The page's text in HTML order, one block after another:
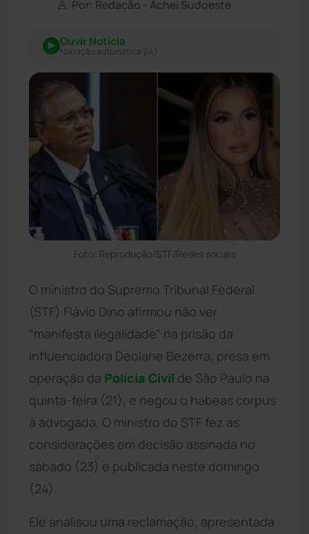
Por: Redação - Achei Sudoeste
Ouvir Notícia
Narração automática (IA)
Foto: Reprodução/STF/Redes sociais
O ministro do Supremo Tribunal Federal
(STF) Flávio Dino afirmou não ver
“manifesta ilegalidade” na prisão da
influenciadora Deolane Bezerra, presa em
operação da Polícia Civil de São Paulo na
quinta-feira (21), e negou o habeas corpus
à advogada. O ministro do STF fez as
considerações em decisão assinada no
sábado (23) e publicada neste domingo
(24).
Ele analisou uma reclamação, apresentada